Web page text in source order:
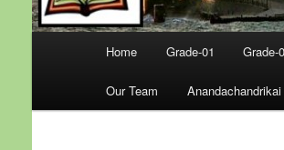
Home Grade-01 Grade-
Our Team Anandachandrikai